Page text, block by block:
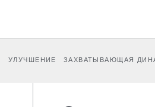
УЛУЧШЕНИЕ ЗАХВАТЫВАЮЩАЯ